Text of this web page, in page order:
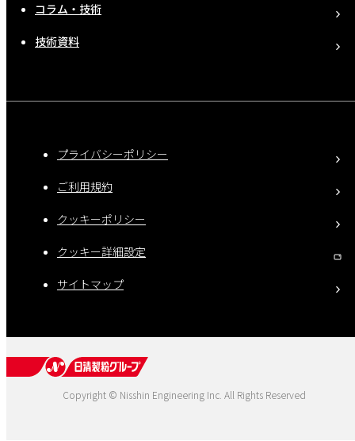
コラム・技術
技術資料
プライバシーポリシー
ご利用規約
クッキーポリシー
クッキー詳細設定
サイトマップ
Copyright © Nisshin Engineering Inc. All Rights Reserved